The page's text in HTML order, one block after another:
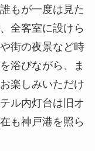
もが一度は見た
全客室に設けら
街の夜景など時
浴びながら、ま
楽しみいただけ
ル内灯台は旧オ
も神戸港を照ら